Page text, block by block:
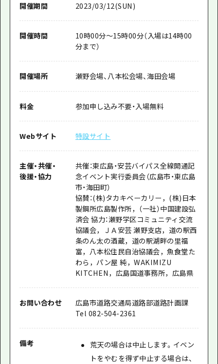
開催期間 2023/03/12(SUN)
開催時間
10時00分～15時00分（入場は14時00
分まで）
開催場所 瀬野会場、八本松会場、海田会場
料金 参加申し込み不要・入場無料
Webサイト 特設サイト
主催・共催・
後援・協力
共催​：東広島・安芸バイパス全線開通記
念イベント実行委員会（広島市・東広島
市・海田町）
協賛：(株)タカキベーカリー，(株)日本
製鋼所広島製作所，（一社）中国建設弘
済会 協力：瀬野学区コミュニティ交流
協議会，ＪＡ安芸 瀬野支店，道の駅西
条のん太の酒蔵，道の駅湖畔の里福
富，八本松住民自治協議会，魚食堂た
わら，パン屋 純，WAKIMIZU
KITCHEN，広島国道事務所，広島県
お問い合わせ
広島市道路交通局道路部道路計画課
Tel 082-504-2361
備考
荒天の場合は中止します。イベン
トをやむを得ず中止する場合は、